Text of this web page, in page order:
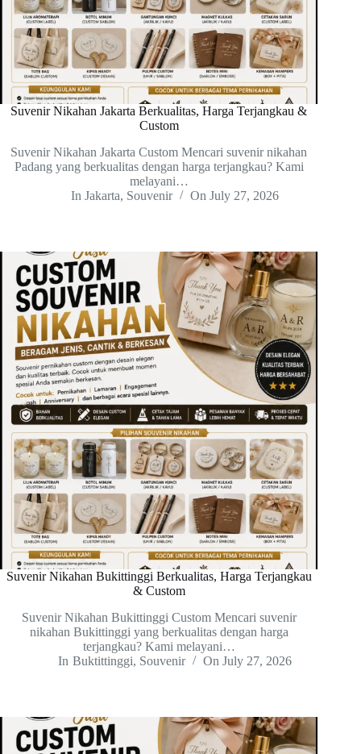
Suvenir Nikahan Jakarta Berkualitas, Harga Terjangkau &
Custom
Suvenir Nikahan Jakarta Custom Mencari suvenir nikahan
Padang yang berkualitas dengan harga terjangkau? Kami
melayani…
In Jakarta, Souvenir On July 27, 2026
Suvenir Nikahan Bukittinggi Berkualitas, Harga Terjangkau
& Custom
Suvenir Nikahan Bukittinggi Custom Mencari suvenir
nikahan Bukittinggi yang berkualitas dengan harga
terjangkau? Kami melayani…
In Buktittinggi, Souvenir On July 27, 2026